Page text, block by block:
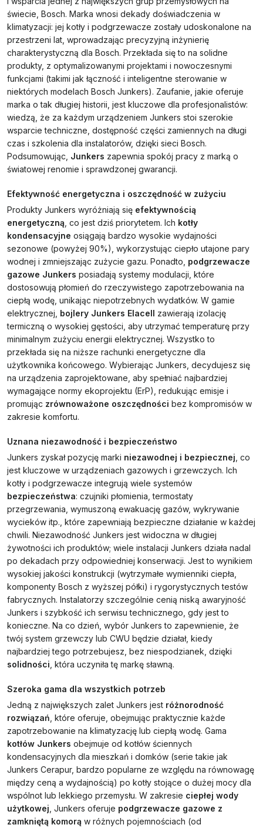
świecie, Bosch. Marka wnosi dekady doświadczenia w
klimatyzacji: jej kotły i podgrzewacze zostały udoskonalone na
przestrzeni lat, wprowadzając precyzyjną inżynierię
charakterystyczną dla Bosch. Przekłada się to na solidne
produkty, z optymalizowanymi projektami i nowoczesnymi
funkcjami (takimi jak łączność i inteligentne sterowanie w
niektórych modelach Bosch Junkers). Zaufanie, jakie oferuje
marka o tak długiej historii, jest kluczowe dla profesjonalistów:
wiedzą, że za każdym urządzeniem Junkers stoi szerokie
wsparcie techniczne, dostępność części zamiennych na długi
czas i szkolenia dla instalatorów, dzięki sieci Bosch.
Podsumowując, Junkers zapewnia spokój pracy z marką o
światowej renomie i sprawdzonej gwarancji.
Efektywność energetyczna i oszczędność w zużyciu
Produkty Junkers wyróżniają się efektywnością
energetyczną , co jest dziś priorytetem. Ich kotły
kondensacyjne osiągają bardzo wysokie wydajności
sezonowe (powyżej 90%), wykorzystując ciepło utajone pary
wodnej i zmniejszając zużycie gazu. Ponadto, podgrzewacze
gazowe Junkers posiadają systemy modulacji, które
dostosowują płomień do rzeczywistego zapotrzebowania na
ciepłą wodę, unikając niepotrzebnych wydatków. W gamie
elektrycznej, bojlery Junkers Elacell zawierają izolację
termiczną o wysokiej gęstości, aby utrzymać temperaturę przy
minimalnym zużyciu energii elektrycznej. Wszystko to
przekłada się na niższe rachunki energetyczne dla
użytkownika końcowego. Wybierając Junkers, decydujesz się
na urządzenia zaprojektowane, aby spełniać najbardziej
wymagające normy ekoprojektu (ErP), redukując emisje i
promując zrównoważone oszczędności bez kompromisów w
zakresie komfortu.
Uznana niezawodność i bezpieczeństwo
Junkers zyskał pozycję marki niezawodnej i bezpiecznej , co
jest kluczowe w urządzeniach gazowych i grzewczych. Ich
kotły i podgrzewacze integrują wiele systemów
bezpieczeństwa: czujniki płomienia, termostaty
przegrzewania, wymuszoną ewakuację gazów, wykrywanie
wycieków itp., które zapewniają bezpieczne działanie w każdej
chwili. Niezawodność Junkers jest widoczna w długiej
żywotności ich produktów; wiele instalacji Junkers działa nadal
po dekadach przy odpowiedniej konserwacji. Jest to wynikiem
wysokiej jakości konstrukcji (wytrzymałe wymienniki ciepła,
komponenty Bosch z wyższej półki) i rygorystycznych testów
fabrycznych. Instalatorzy szczególnie cenią niską awaryjność
Junkers i szybkość ich serwisu technicznego, gdy jest to
konieczne. Na co dzień, wybór Junkers to zapewnienie, że
twój system grzewczy lub CWU będzie działał, kiedy
najbardziej tego potrzebujesz, bez niespodzianek, dzięki
solidności , która uczyniła tę markę sławną.
Szeroka gama dla wszystkich potrzeb
Jedną z największych zalet Junkers jest różnorodność
rozwiązań , które oferuje, obejmując praktycznie każde
zapotrzebowanie na klimatyzację lub ciepłą wodę. Gama
kotłów Junkers obejmuje od kotłów ściennych
kondensacyjnych dla mieszkań i domków (serie takie jak
Junkers Cerapur, bardzo popularne ze względu na równowagę
między ceną a wydajnością) po kotły stojące o dużej mocy dla
wspólnot lub lekkiego przemysłu. W zakresie ciepłej wody
użytkowej , Junkers oferuje podgrzewacze gazowe z
zamkniętą komorą w różnych pojemnościach (od